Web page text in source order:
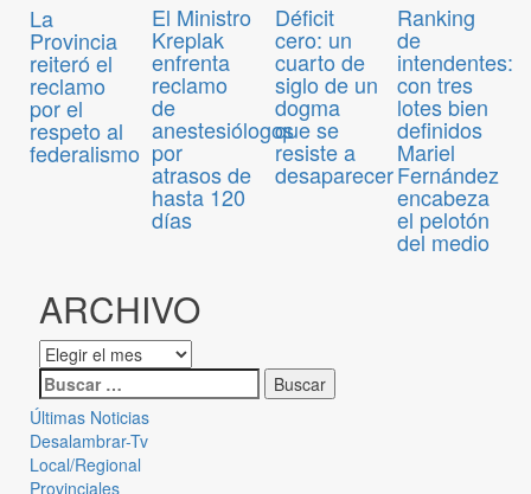
La
Provincia
reiteró el
reclamo
por el
respeto al
federalismo
El Ministro
Kreplak
enfrenta
reclamo
de
anestesiólogos
por
atrasos de
hasta 120
días
Déficit
cero: un
cuarto de
siglo de un
dogma
que se
resiste a
desaparecer
Ranking
de
intendentes:
con tres
lotes bien
definidos
Mariel
Fernández
encabeza
el pelotón
del medio
ARCHIVO
Últimas Noticias
Desalambrar-Tv
Local/Regional
Provinciales